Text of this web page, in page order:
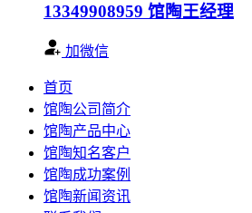
13349908959 馆陶王经理
加微信
首页
馆陶公司简介
馆陶产品中心
馆陶知名客户
馆陶成功案例
馆陶新闻资讯